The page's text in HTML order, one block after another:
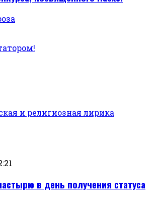
и религиозная лирика
в день получения статуса